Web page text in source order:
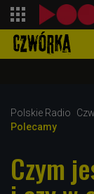
Polskie Radio
Polecamy
Czym